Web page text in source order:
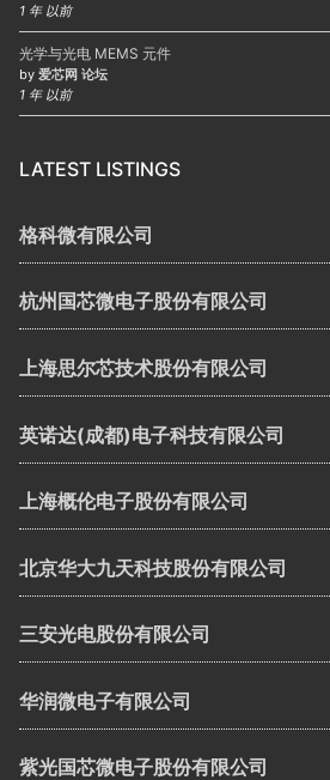
1 年 以前
光学与光电 MEMS 元件
by 爱芯网 论坛
1 年 以前
LATEST LISTINGS
格科微有限公司
杭州国芯微电子股份有限公司
上海思尔芯技术股份有限公司
英诺达(成都)电子科技有限公司
上海概伦电子股份有限公司
北京华大九天科技股份有限公司
三安光电股份有限公司
华润微电子有限公司
紫光国芯微电子股份有限公司